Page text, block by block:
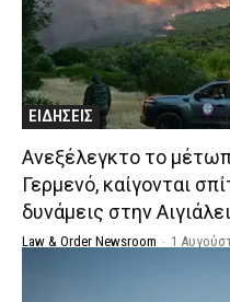
ΕΙΔΗΣΕΙΣ
Ανεξέλεγκτο το
Γερμενό, καίγονται
δυνάμεις στην
Law & Order Newsroom - 1